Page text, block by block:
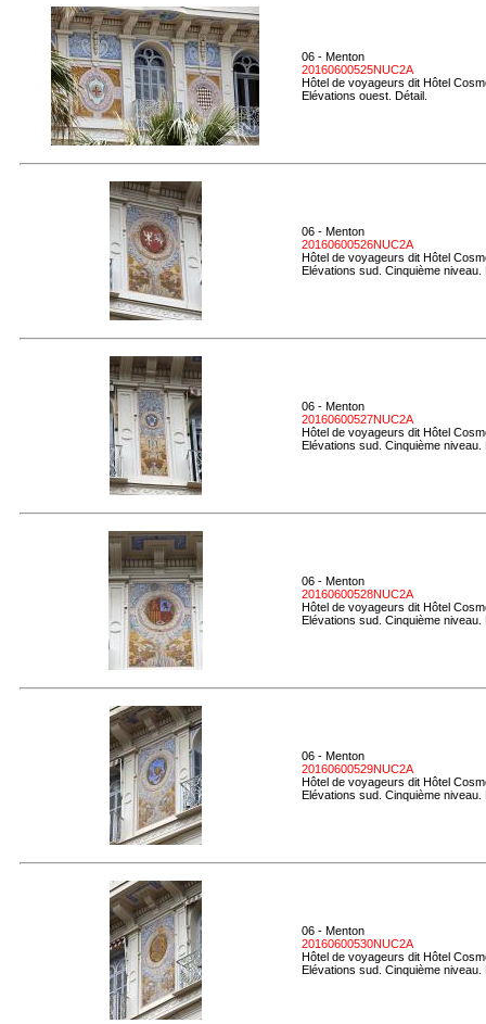
06 - Menton
20160600525NUC2A
Hôtel de voyageurs dit Hôtel
Elévations ouest. Détail.
06 - Menton
20160600526NUC2A
Hôtel de voyageurs dit Hôtel
Elévations sud. Cinquième
06 - Menton
20160600527NUC2A
Hôtel de voyageurs dit Hôtel
Elévations sud. Cinquième
06 - Menton
20160600528NUC2A
Hôtel de voyageurs dit Hôtel
Elévations sud. Cinquième
06 - Menton
20160600529NUC2A
Hôtel de voyageurs dit Hôtel
Elévations sud. Cinquième
06 - Menton
20160600530NUC2A
Hôtel de voyageurs dit Hôtel
Elévations sud. Cinquième